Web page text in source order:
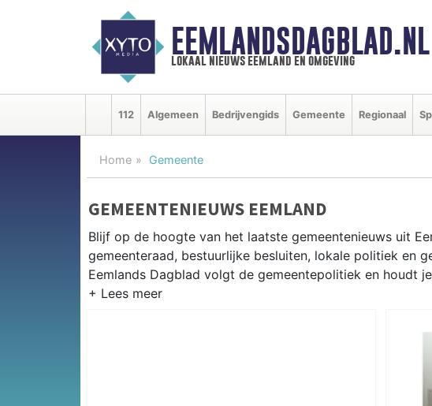
EEMLANDSDAGBLAD.NL
lokaal nieuws eemland en omgeving
112 Algemeen Bedrijvengids Gemeente Regionaal
Home Gemeente
GEMEENTENIEUWS EEMLAND
Blijf op de hoogte van het laatste gemeentenieuws uit
gemeenteraad, bestuurlijke besluiten, lokale politiek en
Eemlands Dagblad volgt de gemeentepolitiek en houdt
Van woningbouwplannen in Baarn en Soest tot
bereikbaarheid via de A1 en het spoor in de regio. Hier